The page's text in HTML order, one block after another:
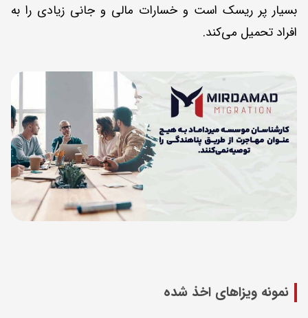
بسیار پر ریسک است و خسارات مالی و جانی زیادی را به
افراد تحمیل می‌کند.
نمونه ویزاهای اخذ شده